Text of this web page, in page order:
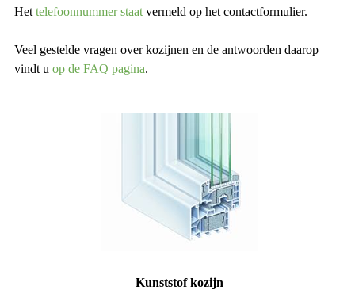
Het telefoonnummer staat vermeld op het contactformulier.
Veel gestelde vragen over kozijnen en de antwoorden daarop
vindt u op de FAQ pagina.
Kunststof kozijn